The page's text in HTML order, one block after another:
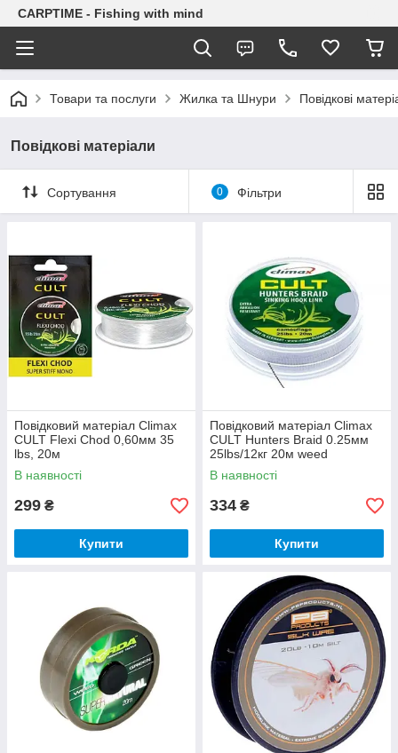
CARPTIME - Fishing with mind
Товари та послуги Жилка та Шнури Повідкові
Повідкові матеріали
Сортування 0 Фільтри
Повідковий матеріал Climax
CULT Flexi Chod 0,60мм 35
lbs, 20м
В наявності
299 ₴
Купити
Повідковий матеріал Climax
CULT Hunters Braid 0.25мм
25lbs/12кг 20м weed
В наявності
334 ₴
Купити